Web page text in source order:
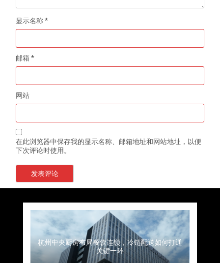
显示名称*
邮箱*
网站
在此浏览器中保存我的显示名称、邮箱地址和网站地址，以便
下次评论时使用。
上海餐饮连锁加速，冷链配送如何破解冻品食材
流通难题？
杭州中央厨房布局餐饮连锁，冷链配送如何打通
关键一环
北京餐饮企业如何选择冷链公司？
深圳冷链物流如何护航餐饮连锁？冻品食材流通
全解析
北京餐饮仓配一体化的核心价值与落地实践解析
武汉冻品配送三要素：控温、时效、低成本如何
兼得？
重庆冷链布局解冻食材运输密码，餐饮连锁如何
稳控品质？